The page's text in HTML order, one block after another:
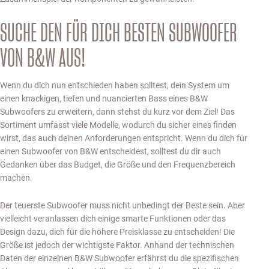
SUCHE DEN FÜR DICH BESTEN SUBWOOFER
VON B&W AUS!
Wenn du dich nun entschieden haben solltest, dein System um
einen knackigen, tiefen und nuancierten Bass eines B&W
Subwoofers zu erweitern, dann stehst du kurz vor dem Ziel! Das
Sortiment umfasst viele Modelle, wodurch du sicher eines finden
wirst, das auch deinen Anforderungen entspricht. Wenn du dich für
einen Subwoofer von B&W entscheidest, solltest du dir auch
Gedanken über das Budget, die Größe und den Frequenzbereich
machen.
Der teuerste Subwoofer muss nicht unbedingt der Beste sein. Aber
vielleicht veranlassen dich einige smarte Funktionen oder das
Design dazu, dich für die höhere Preisklasse zu entscheiden! Die
Größe ist jedoch der wichtigste Faktor. Anhand der technischen
Daten der einzelnen B&W Subwoofer erfährst du die spezifischen